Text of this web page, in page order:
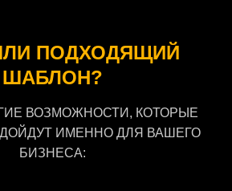
ПОДХОДЯЩИЙ
ШАБЛОН?
ВОЗМОЖНОСТИ, КОТОРЫЕ
ИМЕННО ДЛЯ ВАШЕГО
БИЗНЕСА: